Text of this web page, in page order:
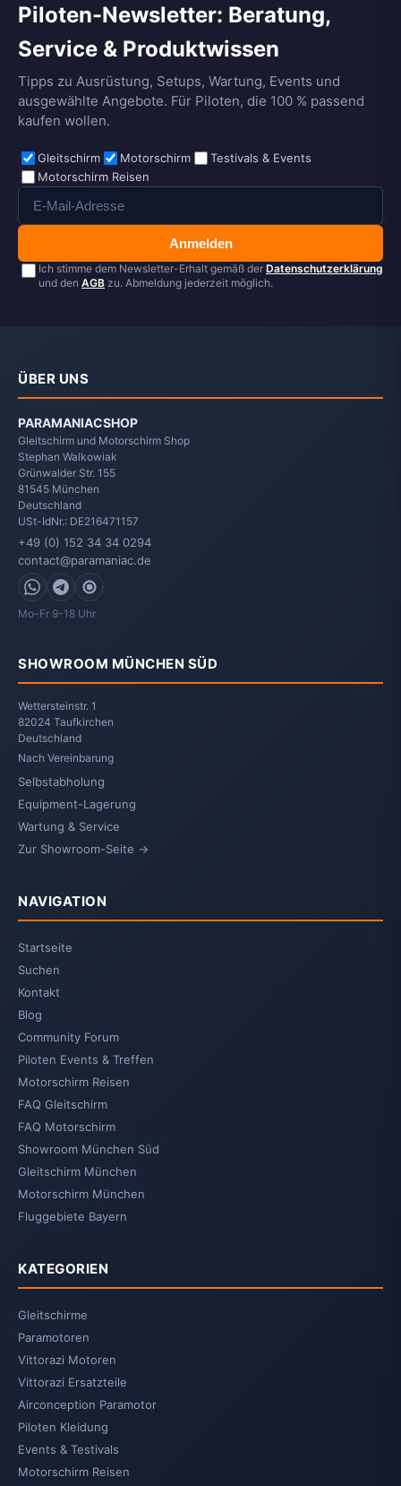
Piloten-Newsletter: Beratung,
Service & Produktwissen
Tipps zu Ausrüstung, Setups, Wartung, Events und
ausgewählte Angebote. Für Piloten, die 100 % passend
kaufen wollen.
Gleitschirm Motorschirm
Testivals & Events
Motorschirm Reisen
Anmelden
Ich stimme dem Newsletter-Erhalt gemäß der Datenschutzerklärung
und den AGB zu. Abmeldung jederzeit möglich.
ÜBER UNS
PARAMANIACSHOP
Gleitschirm und Motorschirm Shop
Stephan Walkowiak
Grünwalder Str. 155
81545 München
Deutschland
USt-IdNr.: DE216471157
+49 (0) 152 34 34 0294
contact@paramaniac.de
WhatsApp
Telegram
Signal
Mo-Fr 9-18 Uhr
SHOWROOM MÜNCHEN SÜD
Wettersteinstr. 1
82024 Taufkirchen
Deutschland
Nach Vereinbarung
Selbstabholung
Equipment-Lagerung
Wartung & Service
Zur Showroom-Seite →
NAVIGATION
Startseite
Suchen
Kontakt
Blog
Community Forum
Piloten Events & Treffen
Motorschirm Reisen
FAQ Gleitschirm
FAQ Motorschirm
Showroom München Süd
Gleitschirm München
Motorschirm München
Fluggebiete Bayern
KATEGORIEN
Gleitschirme
Paramotoren
Vittorazi Motoren
Vittorazi Ersatzteile
Airconception Paramotor
Piloten Kleidung
Events & Testivals
Motorschirm Reisen